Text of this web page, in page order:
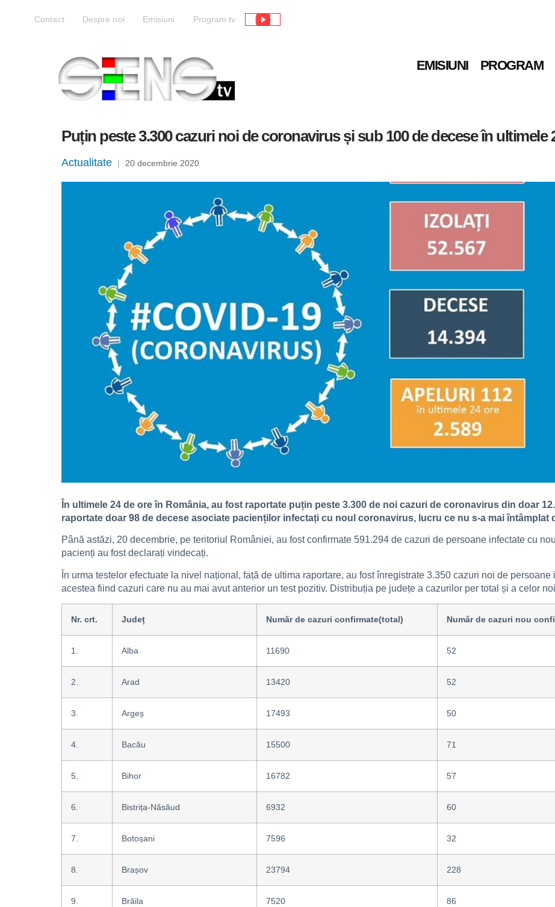
Contact Despre noi Emisiuni Program tv Live
EMISIUNI PROGRAM
Puțin peste 3.300 cazuri noi de coronavirus și sub 100 de decese în ultimele
Actualitate | 20 decembrie 2020
În ultimele 24 de ore în România, au fost raportate puțin peste 3.300 de noi cazuri de coronavirus din doar
raportate doar 98 de decese asociate pacienților infectați cu noul coronavirus, lucru ce nu s-a mai întâmplat
Până astăzi, 20 decembrie, pe teritoriul României, au fost confirmate 591.294 de cazuri de persoane infectate cu
pacienți au fost declarați vindecați.
În urma testelor efectuate la nivel național, față de ultima raportare, au fost înregistrate 3.350 cazuri noi de
acestea fiind cazuri care nu au mai avut anterior un test pozitiv. Distribuția pe județe a cazurilor per total și a celor
Nr. crt. Județ Număr de cazuri confirmate(total) Număr de cazuri nou
1. Alba 11690 52
2. Arad 13420 52
3. Argeș 17493 50
4. Bacău 15500 71
5. Bihor 16782 57
6. Bistrița-Năsăud 6932 60
7. Botoșani 7596 32
8. Brașov 23794 228
9. Brăila 7520 86